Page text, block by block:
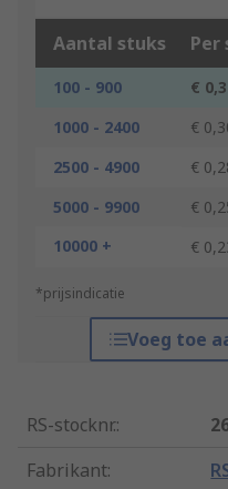
Aantal stuks Per
100 - 900 €
1000 - 2400
€
2500 - 4900
€
5000 - 9900
€
10000 +
€
*prijsindicatie
Voeg toe
RS-stocknr.:
Fabrikant: